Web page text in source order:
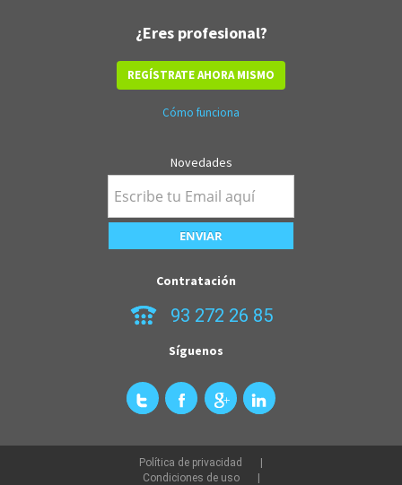
¿Eres profesional?
REGÍSTRATE AHORA MISMO
Cómo funciona
Novedades
Contratación
93 272 26 85
Síguenos
Política de privacidad
Condiciones de uso